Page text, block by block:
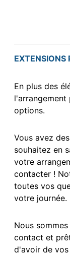
EXTENSIONS
En plus des
options.
Vous avez
souhaitez en
votre
contacter !
toutes vos
votre journée.
Nous
contact et
d'avoir de vos